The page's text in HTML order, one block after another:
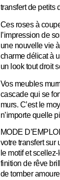
transfert de petits
Ces roses à
l’impression de
une nouvelle vie
charme délicat à
un look tout droit
Vos meubles
cascade qui se
murs. C’est le
n’importe quelle
MODE
votre transfert sur
le motif et
finition de rêve
de tomber